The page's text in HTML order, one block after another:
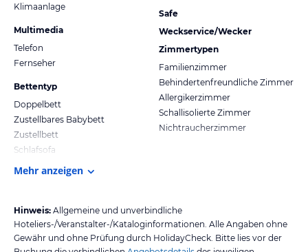
Klimaanlage
Multimedia
Telefon
Fernseher
Bettentyp
Doppelbett
Zustellbares Babybett
Zustellbett
Schlafsofa
Safe
Weckservice/Wecker
Zimmertypen
Familienzimmer
Behindertenfreundliche Zimmer
Allergikerzimmer
Schallisolierte Zimmer
Nichtraucherzimmer
Mehr anzeigen
Hinweis: Allgemeine und unverbindliche
Hoteliers-/Veranstalter-/Kataloginformationen. Alle Angaben ohne
Gewähr und ohne Prüfung durch HolidayCheck. Bitte lies vor der